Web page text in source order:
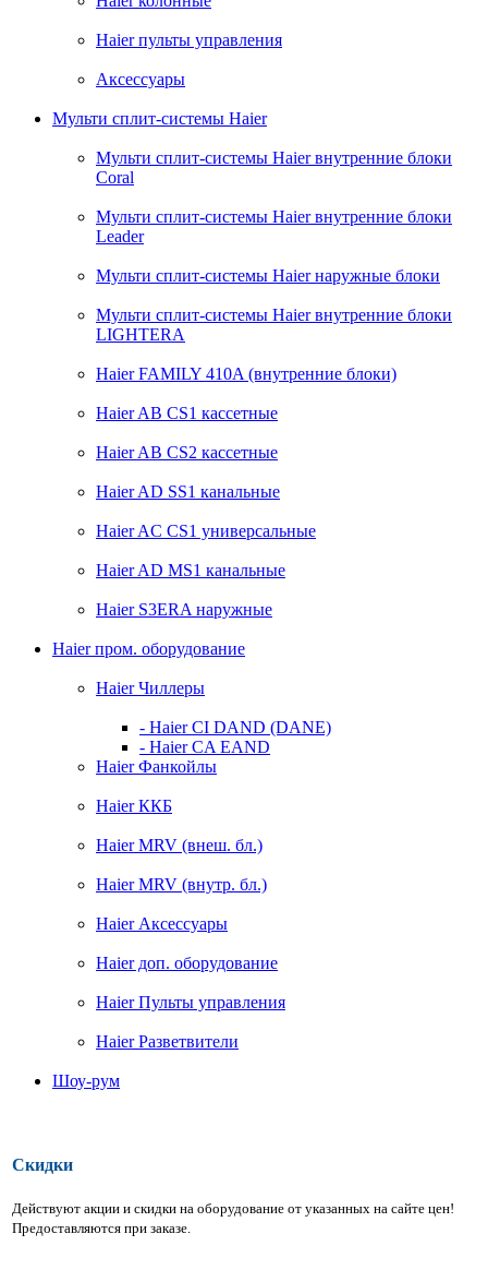
Haier пульты управления
Аксессуары
Мульти сплит-системы Haier
Мульти сплит-системы Haier внутренние блоки
Coral
Мульти сплит-системы Haier внутренние блоки
Leader
Мульти сплит-системы Haier наружные блоки
Мульти сплит-системы Haier внутренние блоки
LIGHTERA
Haier FAMILY 410A (внутренние блоки)
Haier AB CS1 кассетные
Haier AB CS2 кассетные
Haier AD SS1 канальные
Haier AС CS1 универсальные
Haier AD MS1 канальные
Haier S3ERA наружные
Haier пром. оборудование
Haier Чиллеры
- Haier CI DAND (DANE)
- Haier CA EAND
Haier Фанкойлы
Haier ККБ
Haier MRV (внеш. бл.)
Haier MRV (внутр. бл.)
Haier Аксессуары
Haier доп. оборудование
Haier Пульты управления
Haier Разветвители
Шоу-рум
Скидки
Действуют акции и скидки на оборудование от указанных на сайте цен!
Предоставляются при заказе.